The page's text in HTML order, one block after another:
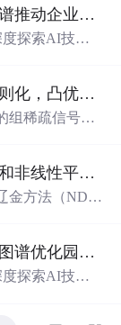
作为情绪调节
成为用户情
国央企创新负责人如何通过知识图谱推动企业技术创新与外部资源高效对接？.docx
探索AI技术
与产业创新语音增强组稀疏信号去噪：非凸正则化，凸优化研究（Matlab代码实现）
组稀疏信号去
，引入非凸正
正则化在稀
去噪重构等
于研究人员
性的同时显
节点不连续伽辽金方法在求解线性和非线性平流方程中的一维实现（Matlab代码实现）
金方法（ND
别适用于对流
数值稳定性
产业园区运营负责人如何通过知识图谱优化园区企业与科研机构的协同创新机制？.docx
探索AI技术